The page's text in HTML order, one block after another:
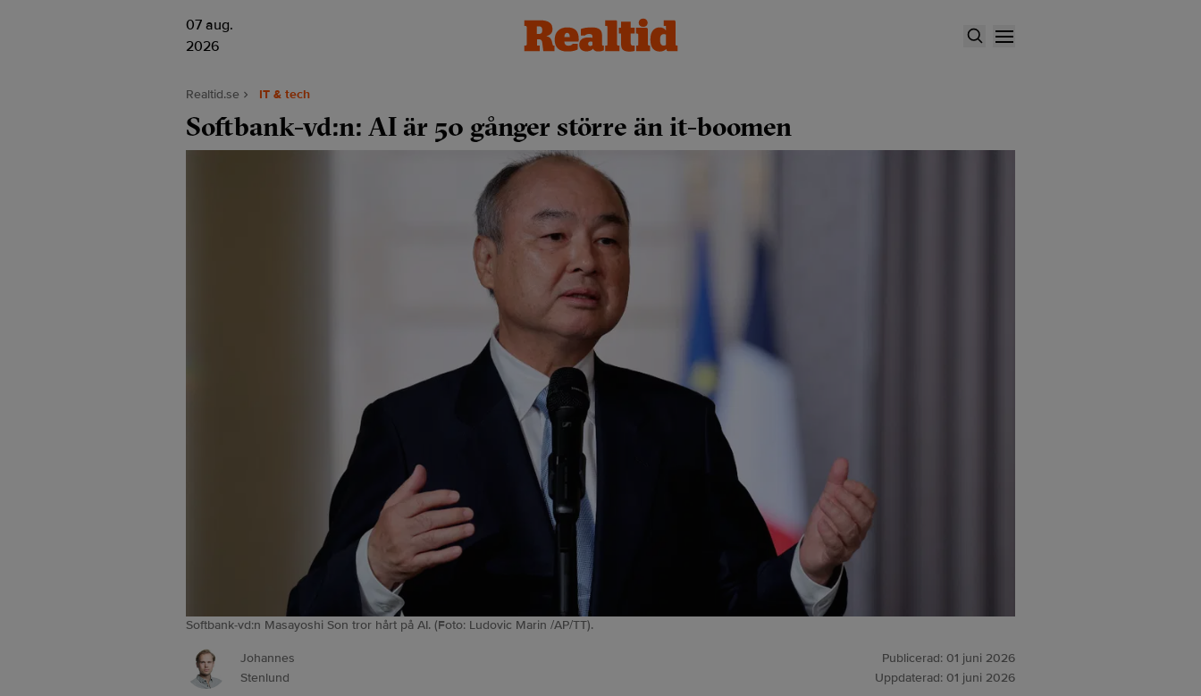
07 aug.
2026
Realtid.se IT & tech
Softbank-vd:n: AI är 50 gånger större än it-boomen
Softbank-vd:n Masayoshi Son tror hårt på AI. (Foto: Ludovic Marin /AP/TT).
Johannes
Stenlund
Publicerad: 01 juni 2026
Uppdaterad: 01 juni 2026